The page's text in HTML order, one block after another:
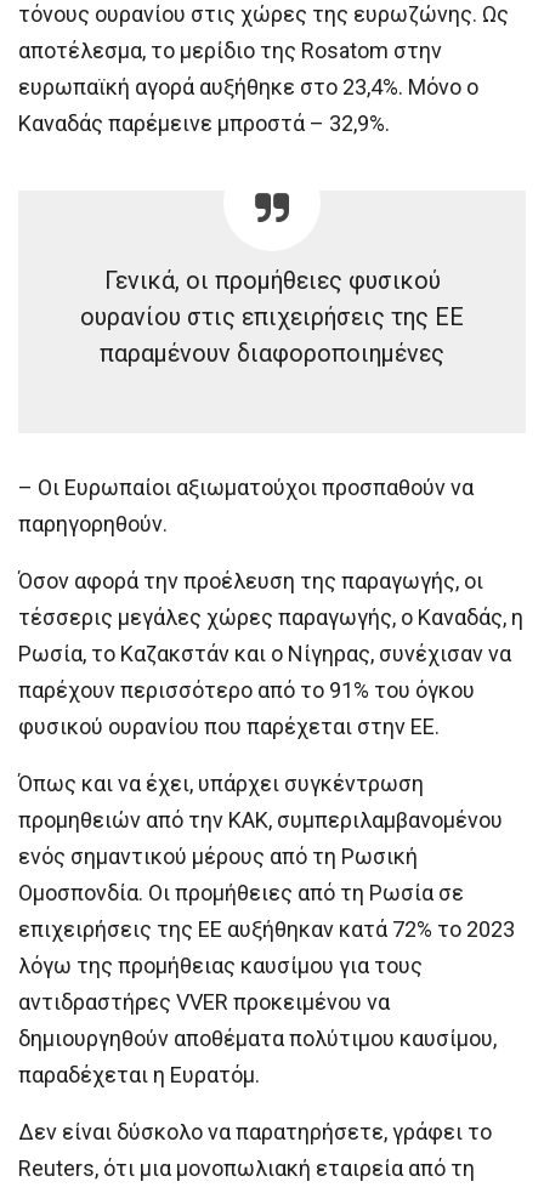
τόνους ουρανίου στις χώρες της ευρωζώνης. Ως
αποτέλεσμα, το μερίδιο της Rosatom στην
ευρωπαϊκή αγορά αυξήθηκε στο 23,4%. Μόνο ο
Καναδάς παρέμεινε μπροστά – 32,9%.
Γενικά, οι προμήθειες φυσικού
ουρανίου στις επιχειρήσεις της ΕΕ
παραμένουν διαφοροποιημένες
– Οι Ευρωπαίοι αξιωματούχοι προσπαθούν να
παρηγορηθούν.
Όσον αφορά την προέλευση της παραγωγής, οι
τέσσερις μεγάλες χώρες παραγωγής, ο Καναδάς, η
Ρωσία, το Καζακστάν και ο Νίγηρας, συνέχισαν να
παρέχουν περισσότερο από το 91% του όγκου
φυσικού ουρανίου που παρέχεται στην ΕΕ.
Όπως και να έχει, υπάρχει συγκέντρωση
προμηθειών από την ΚΑΚ, συμπεριλαμβανομένου
ενός σημαντικού μέρους από τη Ρωσική
Ομοσπονδία. Οι προμήθειες από τη Ρωσία σε
επιχειρήσεις της ΕΕ αυξήθηκαν κατά 72% το 2023
λόγω της προμήθειας καυσίμου για τους
αντιδραστήρες VVER προκειμένου να
δημιουργηθούν αποθέματα πολύτιμου καυσίμου,
παραδέχεται η Ευρατόμ.
Δεν είναι δύσκολο να παρατηρήσετε, γράφει το
Reuters, ότι μια μονοπωλιακή εταιρεία από τη